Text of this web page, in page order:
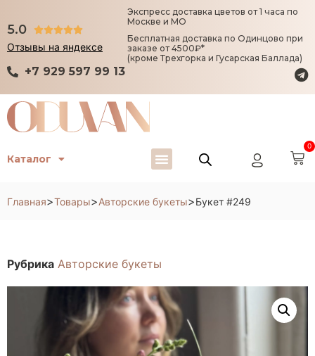
5.0 
Отзывы на яндексе
Экспресс доставка цветов от 1 часа по
Москве и МО
Бесплатная доставка по Одинцово при
заказе от 4500₽*
(кроме Трехгорка и Гусарская Баллада)
+7 929 597 99 13
Каталог
0
Главная>Товары>Авторские букеты>Букет #249
Рубрика Авторские букеты